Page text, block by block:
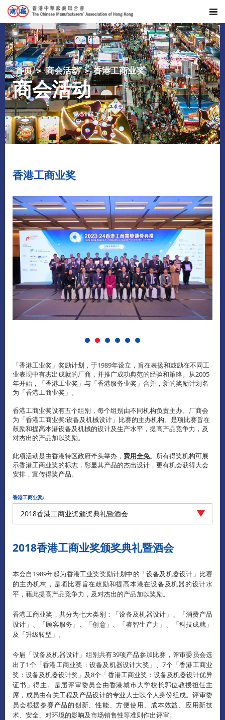
首页 商会活动 香港工商业奖
商会活动
香港工商业奖
「香港工业奖」奖励计划，于1989年设立，旨在表扬和鼓励在不同工
业表现中有杰出成就的厂商，并推广成功典范的经验和策略。从2005
年开始，「香港工业奖」与「香港服务业奖」合并，新的奖励计划名
为「香港工商业奖」。
香港工商业奖设有五个组别，每个组别由不同机构负责主办。厂商会
为「香港工商业奖:设备及机械设计」比赛的主办机构。是项比赛旨在
鼓励和提高本港设备及机械的设计及生产水平，提高产品竞争力，及
对杰出的产品加以奖励。
此项活动是由香港特区政府牵头举办， 费用全免。所有得奖机构可展
示香港工商业奖的标志，彰显其产品的杰出设计，更有机会获得大会
安排，宣传得奖产品。
香港工商业奖:
2018香港工商业奖颁奖典礼暨酒会
2018香港工商业奖颁奖典礼暨酒会
本会自1989年起为香港工业奖奖励计划中的「设备及机器设计」比赛
的主办机构，是项比赛旨在鼓励和提高本港在设备及机器的设计水
平，藉此提高产品竞争力，及对杰出的产品加以奖励。
香港工商业奖，共分为七大类别：「设备及机器设计」、「消费产品
设计」、「顾客服务」、「创意」、「睿智生产力」、「科技成就」
及「升级转型」。
今届「设备及机器设计」组别共有39项产品参加比赛，评审委员会选
出了1个「香港工商业奖：设备及机器设计大奖」、7个「香港工商业
奖：设备及机器设计奖」及8个「香港工商业奖：设备及机器设计优异
证书」得主。是届评审委员会由香港城市大学校长郭位教授担任主
席，成员由有关工程及产品设计的专业人士以个人身份组成。评审委
员会根据参赛产品的创新、性能、方便使用、成本效益、应用新技
术、安全、对环境的影响及市场销售性等准则作出评审。